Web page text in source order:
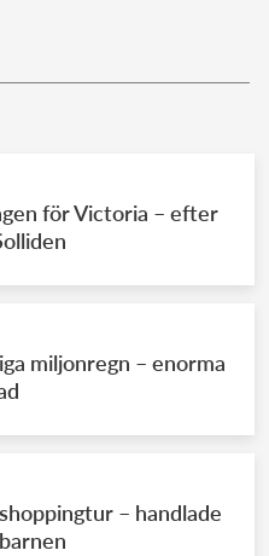
för Victoria – efter
miljonregn – enorma
– handlade